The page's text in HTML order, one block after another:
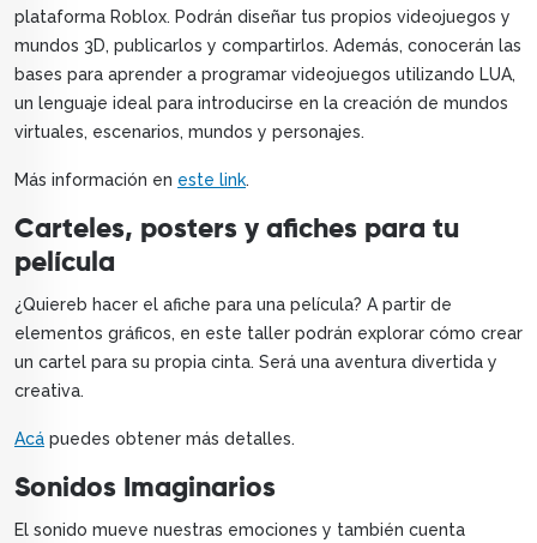
plataforma Roblox. Podrán diseñar tus propios videojuegos y
mundos 3D, publicarlos y compartirlos. Además, conocerán las
bases para aprender a programar videojuegos utilizando LUA,
un lenguaje ideal para introducirse en la creación de mundos
virtuales, escenarios, mundos y personajes.
Más información en este link.
Carteles, posters y afiches para tu
película
¿Quiereb hacer el afiche para una película? A partir de
elementos gráficos, en este taller podrán explorar cómo crear
un cartel para su propia cinta. Será una aventura divertida y
creativa.
Acá puedes obtener más detalles.
Sonidos Imaginarios
El sonido mueve nuestras emociones y también cuenta